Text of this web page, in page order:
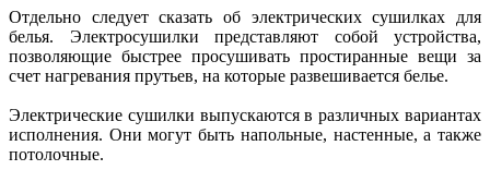
Отдельно следует сказать об электрических сушилках для
белья. Электросушилки представляют собой устройства,
позволяющие быстрее просушивать простиранные вещи за
счет нагревания прутьев, на которые развешивается белье.
Электрические сушилки выпускаются в различных вариантах
исполнения. Они могут быть напольные, настенные, а также
потолочные.